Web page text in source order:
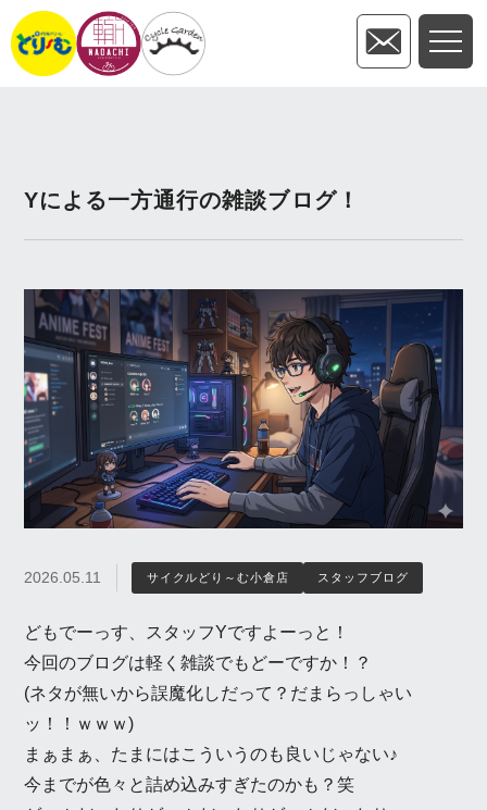
Yによる一方通行の雑談ブログ！
2026.05.11 サイクルどり～む小倉店 スタッフブログ
どもでーっす、スタッフYですよーっと！
今回のブログは軽く雑談でもどーですか！？
(ネタが無いから誤魔化しだって？だまらっしゃい
ッ！！ｗｗｗ)
まぁまぁ、たまにはこういうのも良いじゃない♪
今までが色々と詰め込みすぎたのかも？笑